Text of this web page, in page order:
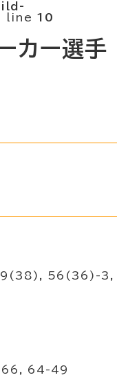
line 10
カー選手
56(36)-3,
64-49